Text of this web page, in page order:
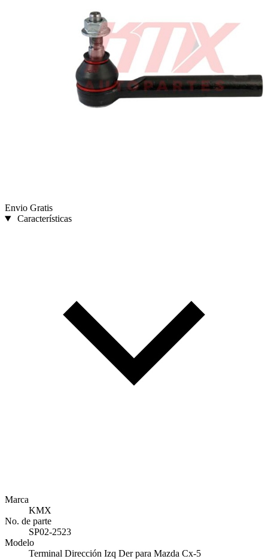
Envio Gratis
Características
Marca
KMX
No. de parte
SP02-2523
Modelo
Terminal Dirección Izq Der para Mazda Cx-5